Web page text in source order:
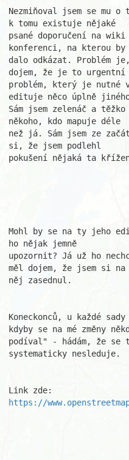
Nezmiňoval jsem se mu
k tomu existuje nějaké
psané doporučení na
konferenci, na kterou by
dalo odkázat. Problém
dojem, že je to urgentní
problém, který je
edituje něco úplně
Sám jsem zelenáč a
někoho, kdo mapuje déle
než já. Sám jsem ze
si, že jsem podlehl
pokušení nějaká ta
Mohl by se na ty jeho
ho nějak jemně
upozornit? Já už ho
měl dojem, že jsem si na
něj zasednul.
Koneckonců, u každé
kdyby se na mé změny
podíval" - hádám, že se
systematicky nesleduje.
https://